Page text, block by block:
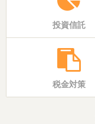
投資信託
税金対策